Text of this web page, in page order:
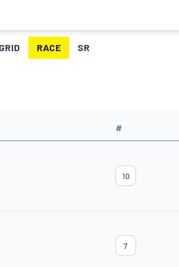
GRID RACE SR
#
10
7